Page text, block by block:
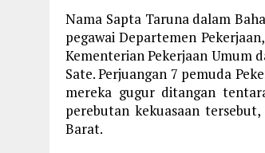
Nama Sapta Taruna dalam
pegawai Departemen
Kementerian Pekerjaan Umum
Sate. Perjuangan 7 pemuda
mereka gugur ditangan
perebutan kekuasaan
Barat.